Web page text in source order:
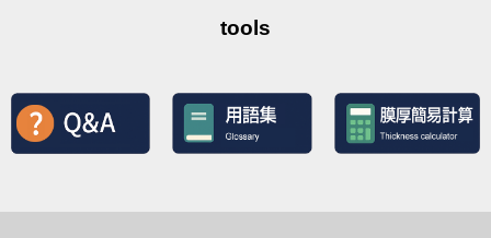
tools